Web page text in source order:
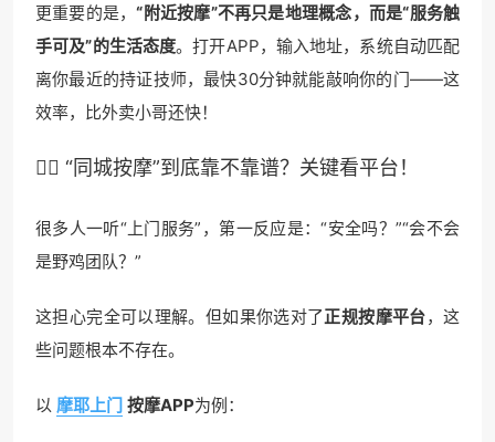
更重要的是，“附近按摩”不再只是地理概念，而是“服务触
手可及”的生活态度。打开APP，输入地址，系统自动匹配
离你最近的持证技师，最快30分钟就能敲响你的门——这
效率，比外卖小哥还快！
🧘‍♀️ “同城按摩”到底靠不靠谱？关键看平台！
很多人一听“上门服务”，第一反应是：“安全吗？”“会不会
是野鸡团队？”
这担心完全可以理解。但如果你选对了正规按摩平台，这
些问题根本不存在。
以 摩耶上门 按摩APP为例：